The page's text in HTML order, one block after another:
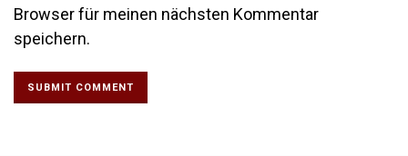
Browser für meinen nächsten Kommentar
speichern.